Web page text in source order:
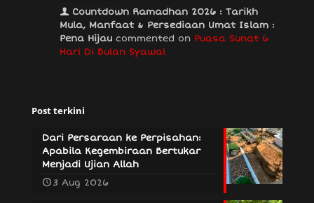
Countdown Ramadhan 2026 : Tarikh
Mula, Manfaat & Persediaan Umat Islam :
Pena Hijau commented on Puasa Sunat 6
Hari Di Bulan Syawal
Post terkini
Dari Persaraan ke Perpisahan:
Apabila Kegembiraan Bertukar
Menjadi Ujian Allah
3 Aug 2026